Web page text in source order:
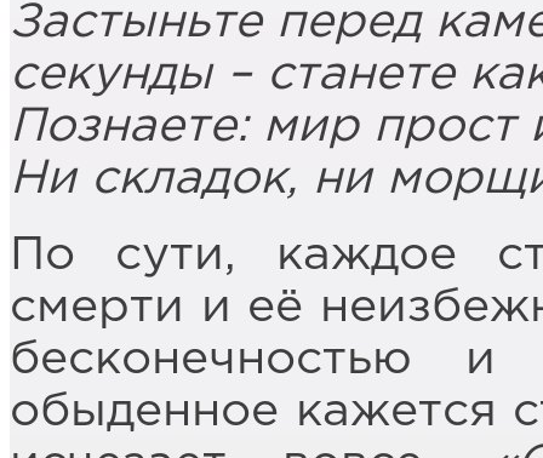
Застыньте перед
секунды – станете
Познаете: мир прост
Ни складок, ни
По сути, каждое
смерти и её
бесконечностью и
обыденное кажется